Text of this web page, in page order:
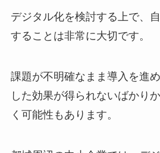
デジタル化を検討する上で、
することは非常に大切です。
課題が不明確なまま導入を進
した効果が得られないばかり
く可能性もあります。